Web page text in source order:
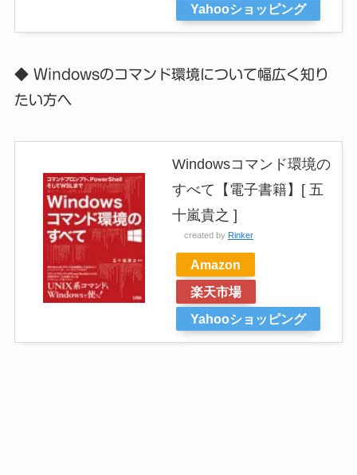
Yahooショッピング
◆ Windowsのコマンド環境について幅広く知り
たい方へ
Windowsコマンド環境の
すべて【電子書籍】[ 五
十嵐貴之 ]
created by Rinker
Amazon
楽天市場
Yahooショッピング